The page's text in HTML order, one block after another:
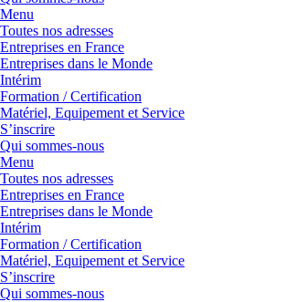
Menu
Toutes nos adresses
Entreprises en France
Entreprises dans le Monde
Intérim
Formation / Certification
Matériel, Equipement et Service
S’inscrire
Qui sommes-nous
Menu
Toutes nos adresses
Entreprises en France
Entreprises dans le Monde
Intérim
Formation / Certification
Matériel, Equipement et Service
S’inscrire
Qui sommes-nous